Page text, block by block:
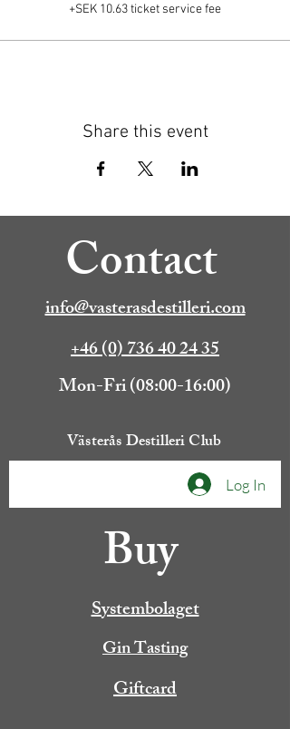
+SEK 10.63 ticket service fee
Share this event
Contact
info@vasterasdestilleri.com
+46 (0) 736 40 24 35
Mon-Fri (08:00-16:00)
Västerås Destilleri Club
Log In
Buy
Systembolaget
Gin Tasting
Giftcard